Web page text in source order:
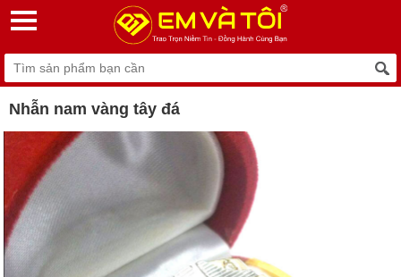
Nhẫn nam vàng tây đá